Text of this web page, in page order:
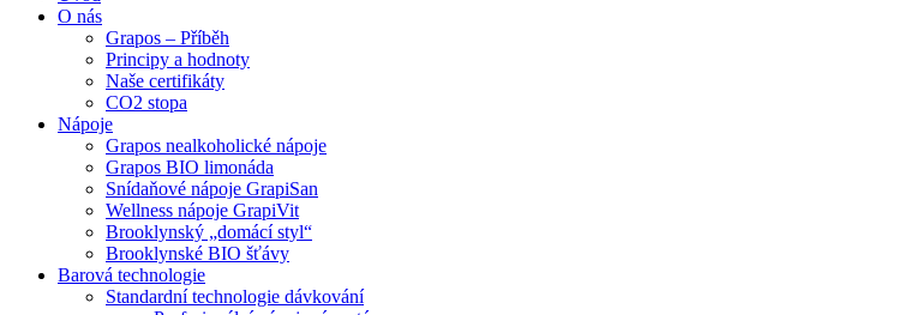
O nás
Grapos – Příběh
Principy a hodnoty
Naše certifikáty
CO2 stopa
Nápoje
Grapos nealkoholické nápoje
Grapos BIO limonáda
Snídaňové nápoje GrapiSan
Wellness nápoje GrapiVit
Brooklynský „domácí styl“
Brooklynské BIO šťávy
Barová technologie
Standardní technologie dávkování